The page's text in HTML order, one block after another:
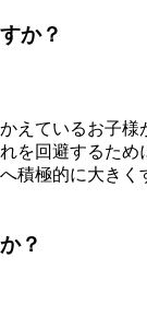
か？
えているお子
を回避するた
積極的に大き
？